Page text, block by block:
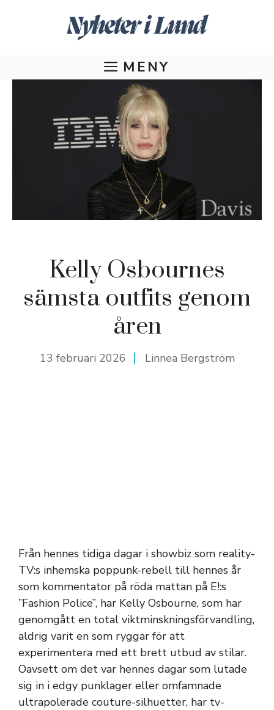
MENY
Kelly Osbournes
sämsta outfits genom
åren
13 februari 2026 Linnea Bergström
Från hennes tidiga dagar i showbiz som reality-
TV:s inhemska poppunk-rebell till hennes år
som kommentator på röda mattan på E!:s
”Fashion Police”, har Kelly Osbourne, som har
genomgått en total viktminskningsförvandling,
aldrig varit en som ryggar för att
experimentera med ett brett utbud av stilar.
Oavsett om det var hennes dagar som lutade
sig in i edgy punklager eller omfamnade
ultrapolerade couture-silhuetter, har tv-